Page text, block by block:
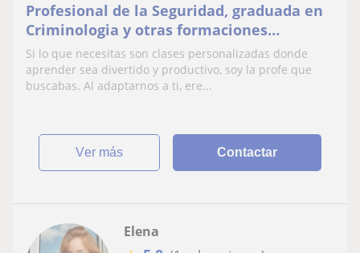
Profesional de la Seguridad, graduada en
Criminologia y otras formaciones
complementarias a la misma. Enseñar es
mi vocación.
Si lo que necesitas son clases personalizadas donde
aprender sea divertido y productivo, soy la profe que
buscabas. Al adaptarnos a ti, ere...
ver más Contactar
Elena